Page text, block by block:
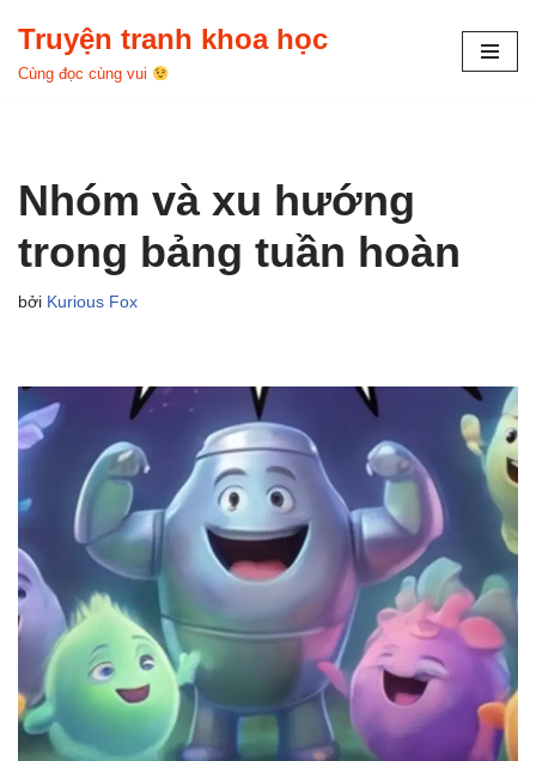
Chuyển
Truyện tranh khoa học
Cùng đọc cùng vui
Nhóm và xu hướng
trong bảng tuần hoàn
bởi Kurious Fox